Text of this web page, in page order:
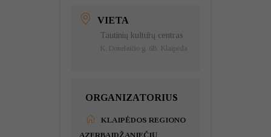
VIETA
Tautinių kultūrų centras
K. Donelaičio g. 6B, Klaipėda
ORGANIZATORIUS
KLAIPĖDOS REGIONO
AZERBAIDŽANIEČIŲ